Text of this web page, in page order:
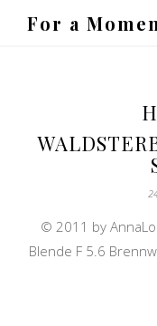
For a
© 2011 by
Blende F 5.6